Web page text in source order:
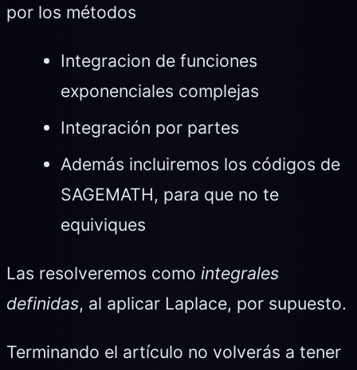
por los métodos
Integracion de funciones
exponenciales complejas
Integración por partes
Además incluiremos los códigos de
SAGEMATH, para que no te
equiviques
Las resolveremos como integrales
definidas, al aplicar Laplace, por supuesto.
Terminando el artículo no volverás a tener